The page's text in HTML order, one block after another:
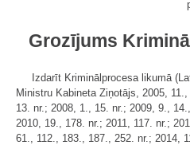
Grozījums
Izdarīt Kriminālprocesa likumā
Ministru Kabineta Ziņotājs, 2005,
13. nr.; 2008, 1., 15. nr.; 2009, 9.,
2010, 19., 178. nr.; 2011, 117. nr.;
61., 112., 183., 187., 252. nr.; 2014,